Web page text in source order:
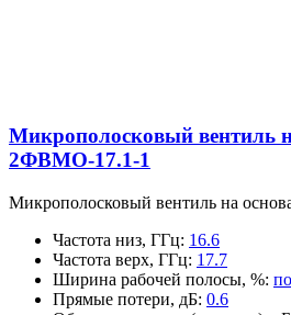
Микрополосковый вентиль
2ФВМO-17.1-1
Микрополосковый вентиль на
Частота низ, ГГц: 16.6
Частота верх, ГГц: 17.7
Ширина рабочей полосы, %:
Прямые потери, дБ: 0.6